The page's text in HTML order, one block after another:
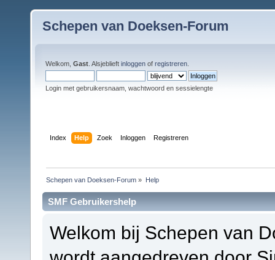
Schepen van Doeksen-Forum
Welkom, Gast . Alsjeblieft inloggen of registreren
Login met gebruikersnaam, wachtwoord en sessielengte
Index Help Zoek Inloggen Registreren
Schepen van Doeksen-Forum » Help
SMF Gebruikershelp
Welkom bij Schepen van